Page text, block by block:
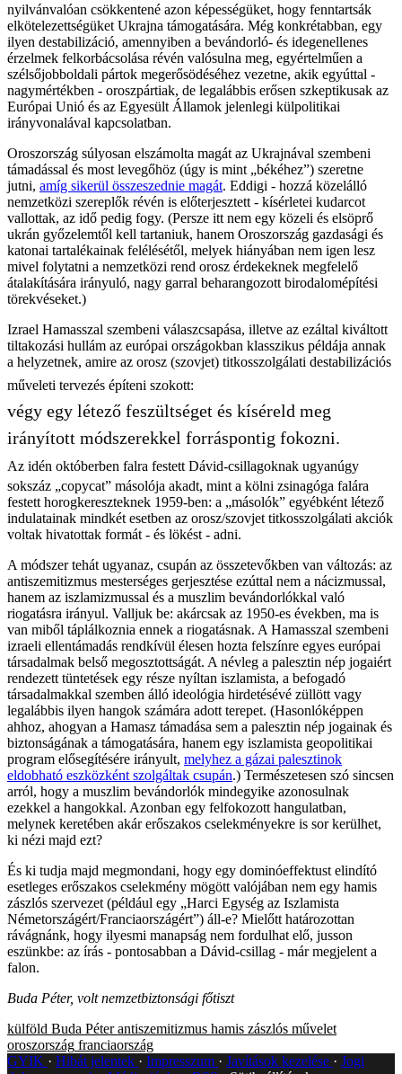
nyilvánvalóan csökkentené azon képességüket, hogy fenntartsák
elkötelezettségüket Ukrajna támogatására. Még konkrétabban, egy
ilyen destabilizáció, amennyiben a bevándorló- és idegenellenes
érzelmek felkorbácsolása révén valósulna meg, egyértelműen a
szélsőjobboldali pártok megerősödéséhez vezetne, akik egyúttal -
nagymértékben - oroszpártiak, de legalábbis erősen szkeptikusak az
Európai Unió és az Egyesült Államok jelenlegi külpolitikai
irányvonalával kapcsolatban.
Oroszország súlyosan elszámolta magát az Ukrajnával szembeni
támadással és most levegőhöz (úgy is mint „békéhez”) szeretne
jutni, amíg sikerül összeszednie magát. Eddigi - hozzá közelálló
nemzetközi szereplők révén is előterjesztett - kísérletei kudarcot
vallottak, az idő pedig fogy. (Persze itt nem egy közeli és elsöprő
ukrán győzelemtől kell tartaniuk, hanem Oroszország gazdasági és
katonai tartalékainak felélésétől, melyek hiányában nem igen lesz
mivel folytatni a nemzetközi rend orosz érdekeknek megfelelő
átalakítására irányuló, nagy garral beharangozott birodalomépítési
törekvéseket.)
Izrael Hamasszal szembeni válaszcsapása, illetve az ezáltal kiváltott
tiltakozási hullám az európai országokban klasszikus példája annak
a helyzetnek, amire az orosz (szovjet) titkosszolgálati destabilizációs
műveleti tervezés építeni szokott:
végy egy létező feszültséget és kíséreld meg
irányított módszerekkel forráspontig fokozni.
Az idén októberben falra festett Dávid-csillagoknak ugyanúgy
sokszáz „copycat” másolója akadt, mint a kölni zsinagóga falára
festett horogkereszteknek 1959-ben: a „másolók” egyébként létező
indulatainak mindkét esetben az orosz/szovjet titkosszolgálati akciók
voltak hivatottak formát - és lökést - adni.
A módszer tehát ugyanaz, csupán az összetevőkben van változás: az
antiszemitizmus mesterséges gerjesztése ezúttal nem a nácizmussal,
hanem az iszlamizmussal és a muszlim bevándorlókkal való
riogatásra irányul. Valljuk be: akárcsak az 1950-es években, ma is
van miből táplálkoznia ennek a riogatásnak. A Hamasszal szembeni
izraeli ellentámadás rendkívül élesen hozta felszínre egyes európai
társadalmak belső megosztottságát. A névleg a palesztin nép jogaiért
rendezett tüntetések egy része nyíltan iszlamista, a befogadó
társadalmakkal szemben álló ideológia hirdetésévé züllött vagy
legalábbis ilyen hangok számára adott terepet. (Hasonlóképpen
ahhoz, ahogyan a Hamasz támadása sem a palesztin nép jogainak és
biztonságának a támogatására, hanem egy iszlamista geopolitikai
program elősegítésére irányult, melyhez a gázai palesztinok
eldobható eszközként szolgáltak csupán.) Természetesen szó sincsen
arról, hogy a muszlim bevándorlók mindegyike azonosulnak
ezekkel a hangokkal. Azonban egy felfokozott hangulatban,
melynek keretében akár erőszakos cselekményekre is sor kerülhet,
ki nézi majd ezt?
És ki tudja majd megmondani, hogy egy dominóeffektust elindító
esetleges erőszakos cselekmény mögött valójában nem egy hamis
zászlós szervezet (például egy „Harci Egység az Iszlamista
Németországért/Franciaországért”) áll-e? Mielőtt határozottan
rávágnánk, hogy ilyesmi manapság nem fordulhat elő, jusson
eszünkbe: az írás - pontosabban a Dávid-csillag - már megjelent a
falon.
Buda Péter, volt nemzetbiztonsági főtiszt
külföld Buda Péter antiszemitizmus hamis zászlós művelet
oroszország franciaország
GYIK
Hibát jelentek Impresszum Javítások kezelése
Jogi